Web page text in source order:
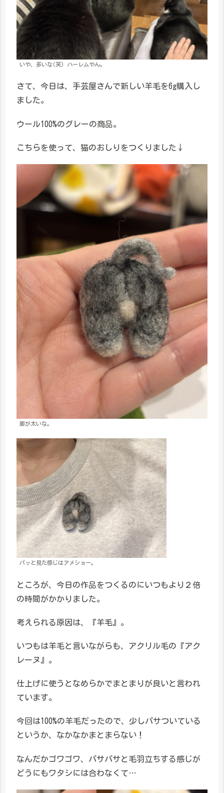
いや、多いな(笑) ハーレムやん。
さて、今日は、手芸屋さんで新しい羊毛を6g購入し
ました。
ウール100%のグレーの商品。
こちらを使って、猫のおしりをつくりました↓
脚が太いな。
パッと見た感じはアメショー。
ところが、今日の作品をつくるのにいつもより２倍
の時間がかかりました。
考えられる原因は、『羊毛』。
いつもは羊毛と言いながらも、アクリル毛の『アク
レーヌ』。
仕上げに使うとなめらかでまとまりが良いと言われ
ています。
今回は100%の羊毛だったので、少しパサついている
というか、なかなかまとまらない！
なんだかゴワゴワ、パサパサと毛羽立ちする感じが
どうにもワタシには合わなくて…